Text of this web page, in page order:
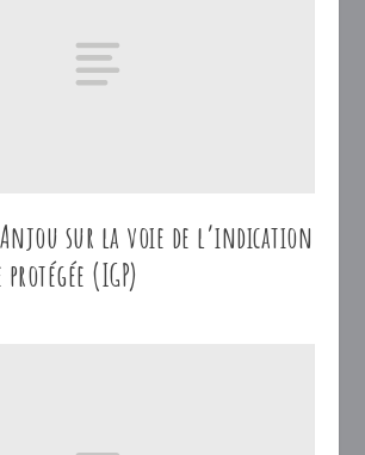
sur la voie de l’indication
(IGP)